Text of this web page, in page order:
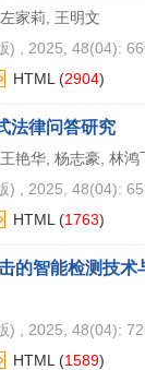
家莉, 王明文
)
, 2025, 48(04):
HTML (2904)
法律问答研究
艳华, 杨志豪, 林鸿
)
, 2025, 48(04):
HTML (1763)
的智能检测技术
)
, 2025, 48(04):
HTML (1589)